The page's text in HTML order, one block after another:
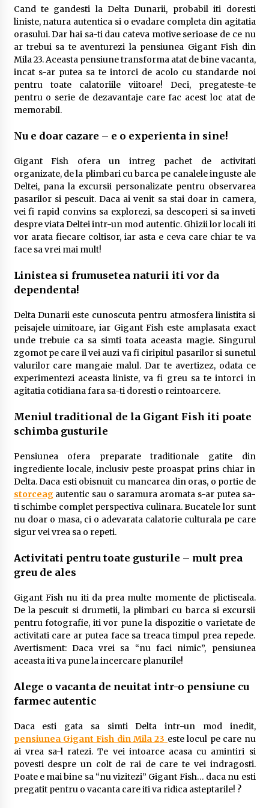
Cand te gandesti la Delta Dunarii, probabil iti doresti
liniste, natura autentica si o evadare completa din agitatia
orasului. Dar hai sa-ti dau cateva motive serioase de ce nu
ar trebui sa te aventurezi la pensiunea Gigant Fish din
Mila 23. Aceasta pensiune transforma atat de bine vacanta,
incat s-ar putea sa te intorci de acolo cu standarde noi
pentru toate calatoriile viitoare! Deci, pregateste-te
pentru o serie de dezavantaje care fac acest loc atat de
memorabil.
Nu e doar cazare – e o experienta in sine!
Gigant Fish ofera un intreg pachet de activitati
organizate, de la plimbari cu barca pe canalele inguste ale
Deltei, pana la excursii personalizate pentru observarea
pasarilor si pescuit. Daca ai venit sa stai doar in camera,
vei fi rapid convins sa explorezi, sa descoperi si sa inveti
despre viata Deltei intr-un mod autentic. Ghizii lor locali iti
vor arata fiecare coltisor, iar asta e ceva care chiar te va
face sa vrei mai mult!
Linistea si frumusetea naturii iti vor da
dependenta!
Delta Dunarii este cunoscuta pentru atmosfera linistita si
peisajele uimitoare, iar Gigant Fish este amplasata exact
unde trebuie ca sa simti toata aceasta magie. Singurul
zgomot pe care il vei auzi va fi ciripitul pasarilor si sunetul
valurilor care mangaie malul. Dar te avertizez, odata ce
experimentezi aceasta liniste, va fi greu sa te intorci in
agitatia cotidiana fara sa-ti doresti o reintoarcere.
Meniul traditional de la Gigant Fish iti poate
schimba gusturile
Pensiunea ofera preparate traditionale gatite din
ingrediente locale, inclusiv peste proaspat prins chiar in
Delta. Daca esti obisnuit cu mancarea din oras, o portie de
storceagautentic sau o saramura aromata s-ar putea sa-
ti schimbe complet perspectiva culinara. Bucatele lor sunt
nu doar o masa, ci o adevarata calatorie culturala pe care
sigur vei vrea sa o repeti.
Activitati pentru toate gusturile – mult prea
greu de ales
Gigant Fish nu iti da prea multe momente de plictiseala.
De la pescuit si drumetii, la plimbari cu barca si excursii
pentru fotografie, iti vor pune la dispozitie o varietate de
activitati care ar putea face sa treaca timpul prea repede.
Avertisment: Daca vrei sa “nu faci nimic”, pensiunea
aceasta iti va pune la incercare planurile!
Alege o vacanta de neuitat intr-o pensiune cu
farmec autentic
Daca esti gata sa simti Delta intr-un mod inedit,
pensiunea Gigant Fish din Mila 23 este locul pe care nu
ai vrea sa-l ratezi. Te vei intoarce acasa cu amintiri si
povesti despre un colt de rai de care te vei indragosti.
Poate e mai bine sa “nu vizitezi” Gigant Fish… daca nu esti
pregatit pentru o vacanta care iti va ridica asteptarile! ?